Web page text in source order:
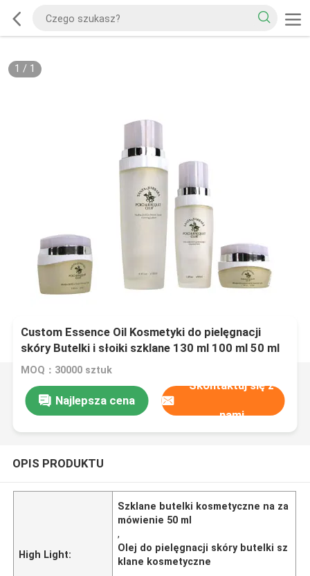
1 / 1
Custom Essence Oil Kosmetyki do pielęgnacji
skóry Butelki i słoiki szklane 130 ml 100 ml 50 ml
30 ml
MOQ：30000 sztuk
Najlepsza cena
Skontaktuj się z
nami
OPIS PRODUKTU
High Light:
Szklane butelki kosmetyczne na za
mówienie 50 ml
,
Olej do pielęgnacji skóry butelki sz
klane kosmetyczne